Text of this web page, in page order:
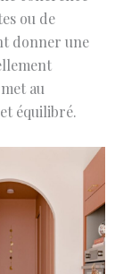
ou de
donner une
au
équilibré.